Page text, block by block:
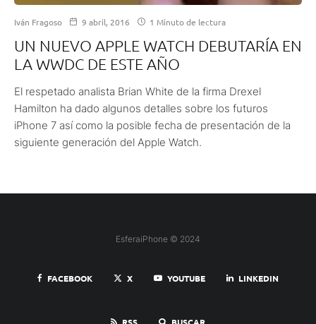
Iván Fragoso 9 abril, 2016 1 Minuto de lectura
UN NUEVO APPLE WATCH DEBUTARÍA EN
LA WWDC DE ESTE AÑO
El respetado analista Brian White de la firma Drexel
Hamilton ha dado algunos detalles sobre los futuros
iPhone 7 así como la posible fecha de presentación de la
siguiente generación del Apple Watch.
EsferaiPhone © 2024
FACEBOOK X YOUTUBE LINKEDIN
RSS BUSCAR